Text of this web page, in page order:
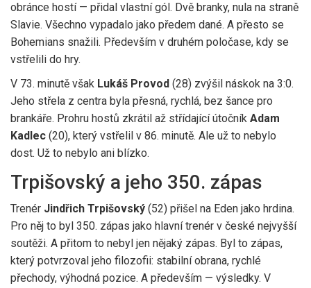
obránce hostí — přidal vlastní gól. Dvě branky, nula na straně
Slavie. Všechno vypadalo jako předem dané. A přesto se
Bohemians snažili. Především v druhém poločase, kdy se
vstřelili do hry.
V 73. minutě však Lukáš Provod (28) zvýšil náskok na 3:0.
Jeho střela z centra byla přesná, rychlá, bez šance pro
brankáře. Prohru hostů zkrátil až střídající útočník Adam
Kadlec (20), který vstřelil v 86. minutě. Ale už to nebylo
dost. Už to nebylo ani blízko.
Trpišovský a jeho 350. zápas
Trenér Jindřich Trpišovský (52) přišel na Eden jako hrdina.
Pro něj to byl 350. zápas jako hlavní trenér v české nejvyšší
soutěži. A přitom to nebyl jen nějaký zápas. Byl to zápas,
který potvrzoval jeho filozofii: stabilní obrana, rychlé
přechody, výhodná pozice. A především — výsledky. V